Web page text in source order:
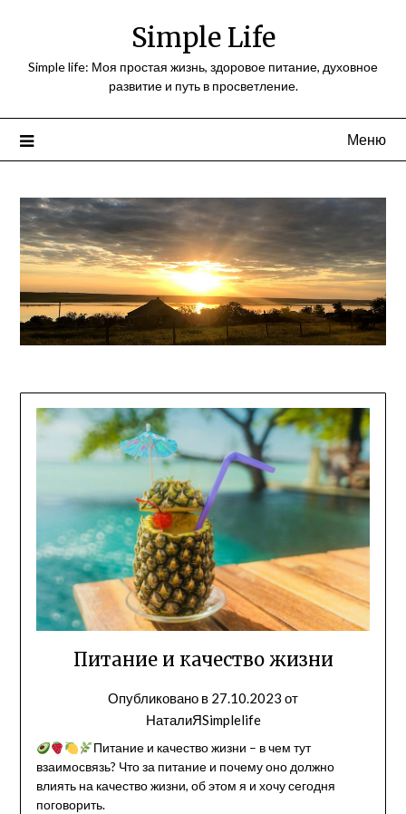
Simple Life
Simple life: Моя простая жизнь, здоровое питание, духовное
развитие и путь в просветление.
Меню
Питание и качество жизни
Опубликовано в 27.10.2023 от
НаталиЯSimplelife
Питание и качество жизни – в чем тут
взаимосвязь? Что за питание и почему оно должно
влиять на качество жизни, об этом я и хочу сегодня
поговорить.